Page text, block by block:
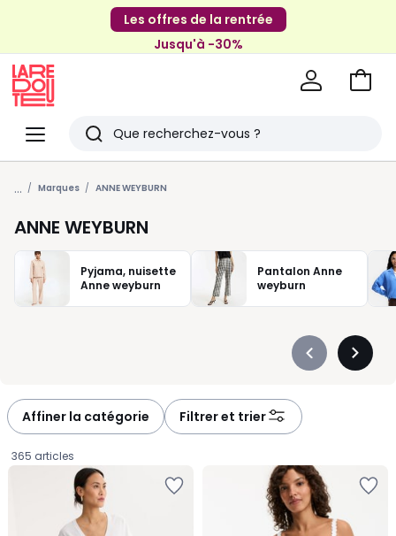
Les offres de la rentrée
Jusqu'à -30%
Menu
Redoute
Rechercher
Derniers
articles
vus
Aller
... Marques ANNE WEYBURN
ANNE WEYBURN
Pyjama, nuisette
Anne weyburn
Pantalon Anne
weyburn
Précédent
Affiner la catégorie Filtrer et trier
365 articles